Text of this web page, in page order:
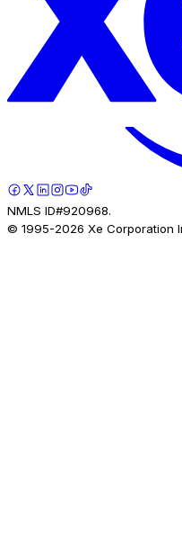
NMLS ID#920968.
© 1995-2026 Xe Corporation